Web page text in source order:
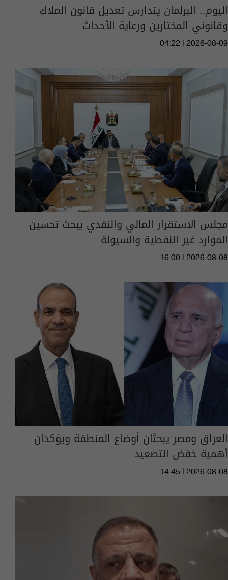
اليوم.. البرلمان يتدارس تعديل قانون الملاك
وقانوني المختارين ورعاية الأحداث
04:22 | 2026-08-09
مجلس الاستقرار المالي والنقدي يبحث تحسين
الموارد غير النفطية والسيولة
16:00 | 2026-08-08
العراق ومصر يبحثان أوضاع المنطقة ويؤكدان
أهمية خفض التصعيد
14:45 | 2026-08-08